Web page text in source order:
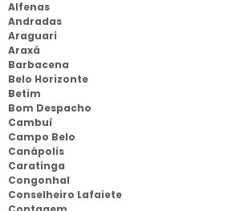
Alfenas
Andradas
Araguari
Araxá
Barbacena
Belo Horizonte
Betim
Bom Despacho
Cambuí
Campo Belo
Canápolis
Caratinga
Congonhal
Conselheiro Lafaiete